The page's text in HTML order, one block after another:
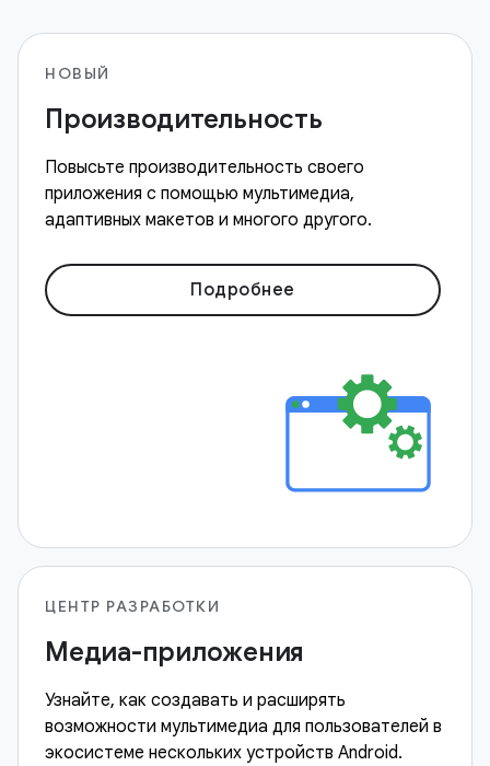
НОВЫЙ
Производительность
Повысьте производительность своего
приложения с помощью мультимедиа,
адаптивных макетов и многого другого.
Подробнее
ЦЕНТР РАЗРАБОТКИ
Медиа-приложения
Узнайте, как создавать и расширять
возможности мультимедиа для пользователей в
экосистеме нескольких устройств Android.